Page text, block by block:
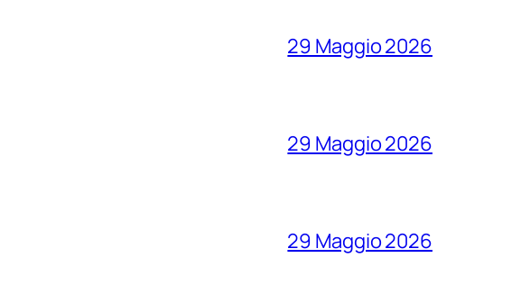
29 Maggio 2026
29 Maggio 2026
29 Maggio 2026